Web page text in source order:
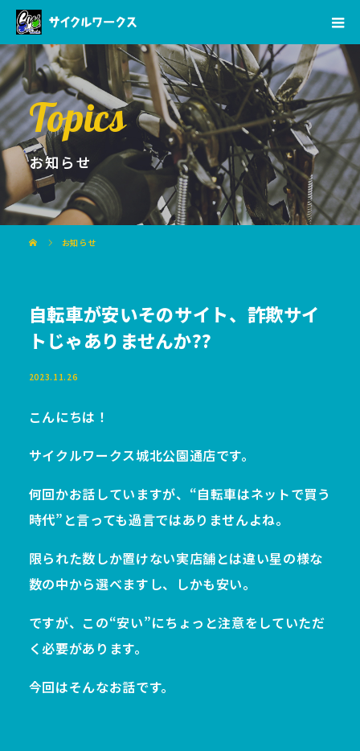
Topics
お知らせ
お知らせ
自転車が安いそのサイト、詐欺サイ
トじゃありませんか??
2023.11.26
こんにちは！
サイクルワークス城北公園通店です。
何回かお話していますが、“自転車はネットで買う
時代”と言っても過言ではありませんよね。
限られた数しか置けない実店舗とは違い星の様な
数の中から選べますし、しかも安い。
ですが、この“安い”にちょっと注意をしていただ
く必要があります。
今回はそんなお話です。